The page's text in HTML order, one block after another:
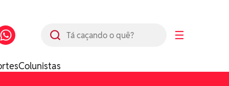
☰
Colunistas